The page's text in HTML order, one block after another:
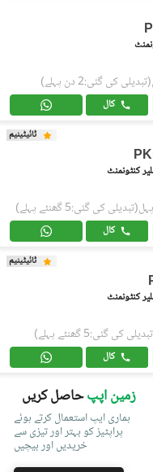
(تبدیلی کی گئی:2 دن پہلے)
کال
ٹائیٹینیم
(تبدیلی کی گئی:5 گھنٹے پہلے)
کال
ٹائیٹینیم
کی گئی:5 گھنٹے پہلے)
کال
زمین اپپحاصل کریں
ہماری ایپ استعمال کرتے ہوئے
پراپٹیز کو بہتر اور تیزی سے
خریدیں اور بیچیں